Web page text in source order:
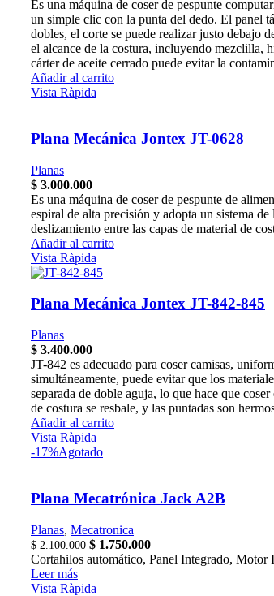
Es una máquina de coser de pespunte
un simple clic con la punta del dedo. El panel
dobles, el corte se puede realizar justo debajo
el alcance de la costura, incluyendo mezclilla,
cárter de aceite cerrado puede evitar la
Añadir al carrito
Vista Ràpida
Plana Mecánica Jontex JT-0628
Planas
$ 3.000.000
Es una máquina de coser de pespunte de
espiral de alta precisión y adopta un sistema
deslizamiento entre las capas de material de
Añadir al carrito
Vista Ràpida
Plana Mecánica Jontex JT-842-845
Planas
$ 3.400.000
JT-842 es adecuado para coser camisas,
simultáneamente, puede evitar que los
separada de doble aguja, lo que hace que
de costura se resbale, y las puntadas son
Añadir al carrito
Vista Ràpida
-17%Agotado
Plana Mecatrónica Jack A2B
Planas, Mecatronica
$2.100.000 El
precio
era:
$ 1.750.000El
precio
Cortahilos automático, Panel Integrado,
Leer más
Vista Ràpida